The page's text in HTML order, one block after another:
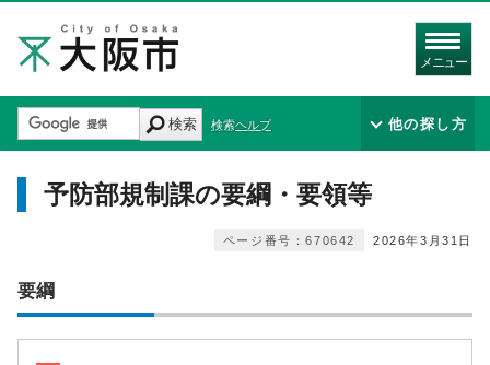
メニュー
検索 検索ヘルプ 他の探し方
予防部規制課の要綱・要領等
2026年3月31日
ページ番号：670642
要綱